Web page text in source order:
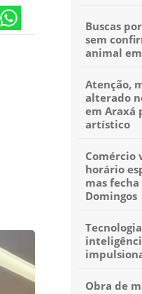
Buscas
sem
animal
Atenção,
alterado
em Araxá
artístico
Comércio
horário
mas
Domingos
Obra de